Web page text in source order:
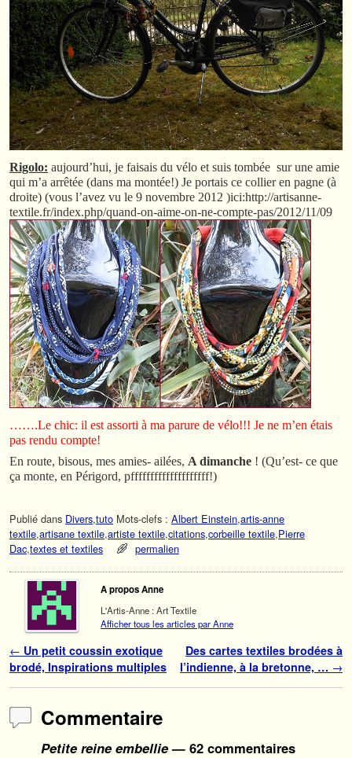
Rigolo: aujourd’hui, je faisais du vélo et suis tombée sur une amie
qui m’a arrêtée (dans ma montée!) Je portais ce collier en pagne (à
droite) (vous l’avez vu le 9 novembre 2012 )ici:http://artisanne-
textile.fr/index.php/quand-on-aime-on-ne-compte-pas/2012/11/09
…….Le chic: il est assorti à ma parure de vélo!!! Je ne m’en étais
pas rendu compte!
En route, bisous, mes amies- ailées, A dimanche ! (Qu’est- ce que
ça monte, en Périgord, pffffffffffffffffffff!)
Publié dans Divers,tuto Mots-clefs : Albert Einstein,artis-anne
textile,artisane textile,artiste textile,citations,corbeille textile,Pierre
Dac,textes et textiles permalien
A propos Anne
L'Artis-Anne : Art Textile
Afficher tous les articles par Anne
Navigation des articles
← Un petit coussin exotique
brodé, Inspirations multiples
Des cartes textiles brodées à
l’indienne, à la bretonne, … →
Commentaire
Petite reine embellie— 62 commentaires